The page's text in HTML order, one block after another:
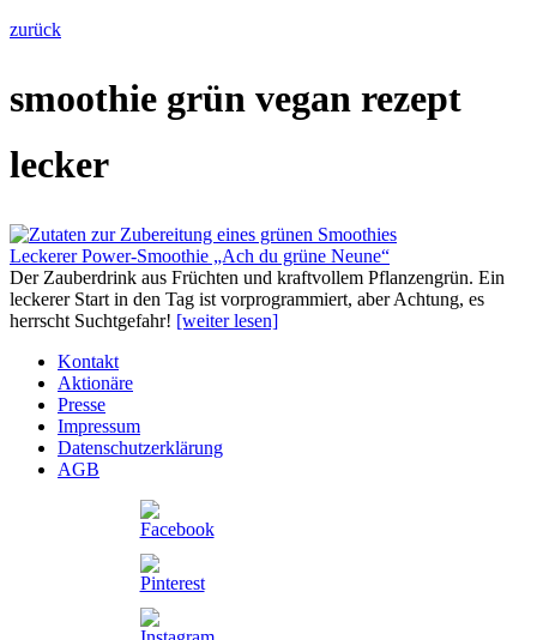
zurück
smoothie grün vegan rezept
lecker
Leckerer Power-Smoothie „Ach du grüne Neune“
Der Zauberdrink aus Früchten und kraftvollem Pflanzengrün. Ein
leckerer Start in den Tag ist vorprogrammiert, aber Achtung, es
herrscht Suchtgefahr! [weiter lesen]
Kontakt
Aktionäre
Presse
Impressum
Datenschutzerklärung
AGB